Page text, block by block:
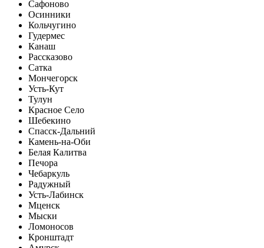
Сафоново
Осинники
Кольчугино
Гудермес
Канаш
Рассказово
Сатка
Мончегорск
Усть-Кут
Тулун
Красное Село
Шебекино
Спасск-Дальний
Камень-на-Оби
Белая Калитва
Печора
Чебаркуль
Радужный
Усть-Лабинск
Мценск
Мыски
Ломоносов
Кронштадт